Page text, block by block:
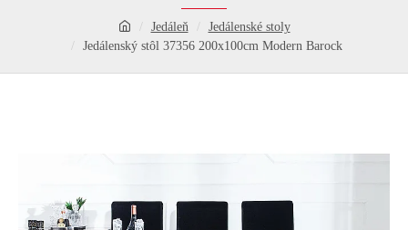
Jedáleň
Jedálenské stoly
Jedálenský stôl 37356 200x100cm Modern Barock